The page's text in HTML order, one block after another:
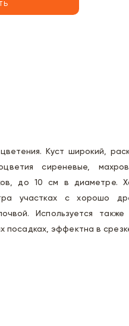
Куст широкий,
сиреневые,
до 10 см в диаметре.
участках с хорошо
Используется
посадках, эффектна в